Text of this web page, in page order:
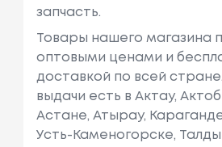
запчасть.
Товары нашего магазина
оптовыми ценами и
доставкой по всей
выдачи есть в Актау,
Астане, Атырау,
Усть-Каменогорске,